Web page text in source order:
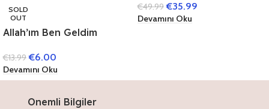
SOLD
OUT
Allah’ım Ben Geldim
€13.99 €6.00
Devamını Oku
€49.99 €35.99
Devamını Oku
Onemli Bilgiler